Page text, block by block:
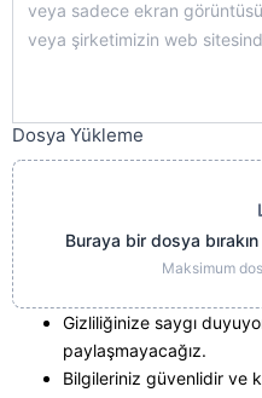
Dosya Yükleme
Buraya bir dosya
Maksimum
Gizliliğinize saygı
paylaşmayacağız.
Bilgileriniz güvenlidir ve